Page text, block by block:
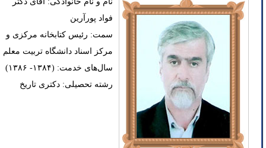
فواد پورآرین
سمت: رئیس کتابخانه مرکزی و
مرکز اسناد دانشگاه تربیت معلم
سال‌های خدمت: (۱۳۸۴- ۱۳۸۶)
رشته تحصیلی: دکتری تاریخ